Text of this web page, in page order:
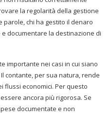
la regolarità della gestione
parole, chi ha gestito il denaro
documentare la destinazione di
importante nei casi in cui siano
contante, per sua natura, rende
flussi economici. Per questo
ancora più rigorosa. Se
documentate e non